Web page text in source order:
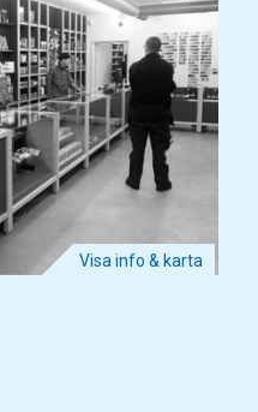
Visa info & karta